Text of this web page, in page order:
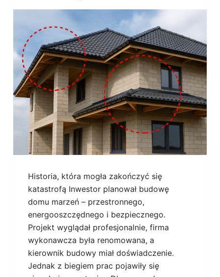
Historia, która mogła zakończyć się
katastrofą Inwestor planował budowę
domu marzeń – przestronnego,
energooszczędnego i bezpiecznego.
Projekt wyglądał profesjonalnie, firma
wykonawcza była renomowana, a
kierownik budowy miał doświadczenie.
Jednak z biegiem prac pojawiły się